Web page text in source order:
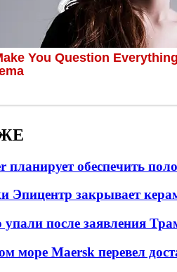
планирует обеспечить
Эпицентр закрывает
после заявления
море Maersk перевел